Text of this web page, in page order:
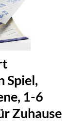
Spiel,
1-6
Zuhause